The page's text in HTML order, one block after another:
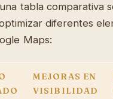
tabla comparativa
diferentes
Maps:
MEJORAS EN
VISIBILIDAD